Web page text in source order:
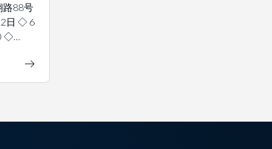
路88号
日 ◇ 6
◇…